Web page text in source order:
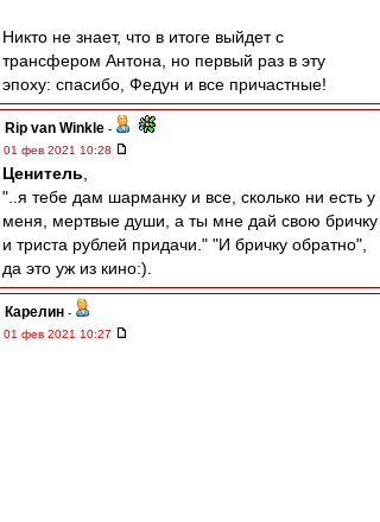
Никто не знает, что в итоге выйдет с
трансфером Антона, но первый раз в эту
эпоху: спасибо, Федун и все причастные!
Rip van Winkle -
01 фев 2021 10:28
Ценитель
"..я тебе дам шарманку и все, сколько ни есть у
меня, мертвые души, а ты мне дай свою бричку
и триста рублей придачи." "И бричку обратно",
да это уж из кино:).
Карелин -
01 фев 2021 10:27